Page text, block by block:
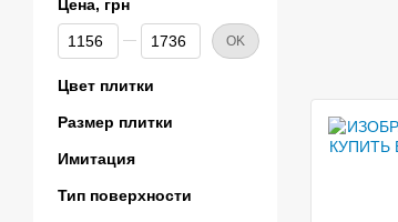
Цена, грн
От Цена, грн
До Цена, грн OK
Цвет плитки
Размер плитки
Имитация
Тип поверхности